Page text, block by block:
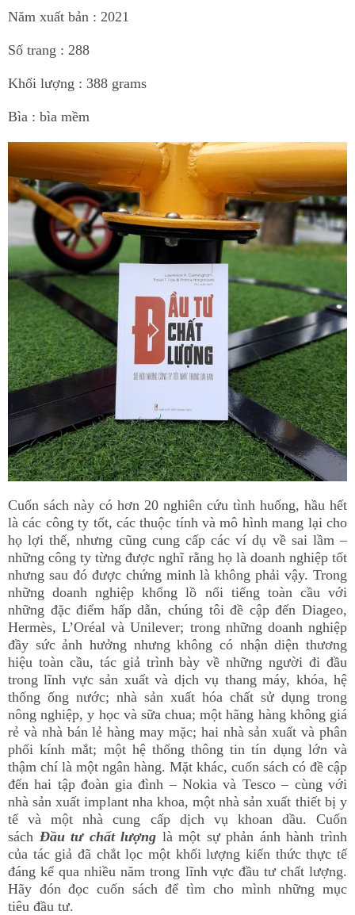
Năm xuất bản : 2021
Số trang : 288
Khối lượng : 388 grams
Bìa : bìa mềm
Cuốn sách này có hơn 20 nghiên cứu tình huống, hầu hết
là các công ty tốt, các thuộc tính và mô hình mang lại cho
họ lợi thế, nhưng cũng cung cấp các ví dụ về sai lầm –
những công ty từng được nghĩ rằng họ là doanh nghiệp tốt
nhưng sau đó được chứng minh là không phải vậy. Trong
những doanh nghiệp khổng lồ nổi tiếng toàn cầu với
những đặc điểm hấp dẫn, chúng tôi đề cập đến Diageo,
Hermès, L’Oréal và Unilever; trong những doanh nghiệp
đầy sức ảnh hưởng nhưng không có nhận diện thương
hiệu toàn cầu, tác giả trình bày về những người đi đầu
trong lĩnh vực sản xuất và dịch vụ thang máy, khóa, hệ
thống ống nước; nhà sản xuất hóa chất sử dụng trong
nông nghiệp, y học và sữa chua; một hãng hàng không giá
rẻ và nhà bán lẻ hàng may mặc; hai nhà sản xuất và phân
phối kính mắt; một hệ thống thông tin tín dụng lớn và
thậm chí là một ngân hàng. Mặt khác, cuốn sách có đề cập
đến hai tập đoàn gia đình – Nokia và Tesco – cùng với
nhà sản xuất implant nha khoa, một nhà sản xuất thiết bị y
tế và một nhà cung cấp dịch vụ khoan dầu. Cuốn
sách Đầu tư chất lượng là một sự phản ánh hành trình
của tác giả đã chắt lọc một khối lượng kiến thức thực tế
đáng kể qua nhiều năm trong lĩnh vực đầu tư chất lượng.
Hãy đón đọc cuốn sách để tìm cho mình những mục
tiêu đầu tư.